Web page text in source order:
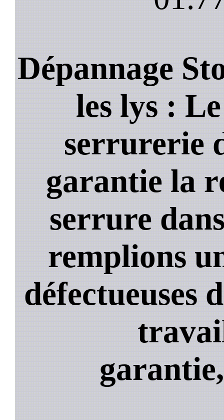
Dépannage
les lys :
serrurerie
garantie la
serrure
remplions
défectueuses
garantie,